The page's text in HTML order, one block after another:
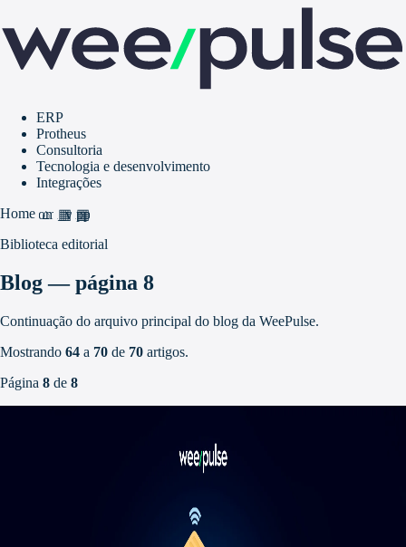
ERP
Protheus
Consultoria
Tecnologia e desenvolvimento
Integrações
Homehome
grid_view
apps
Biblioteca editorial
Blog — página 8
Continuação do arquivo principal do blog da WeePulse.
Mostrando 64 a 70 de 70 artigos.
Página 8 de 8